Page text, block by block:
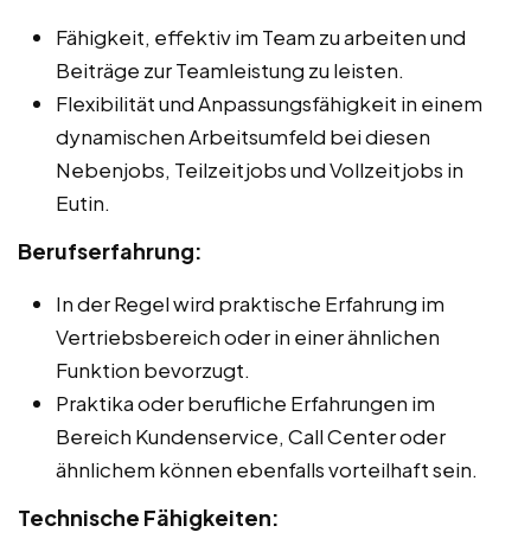
Fähigkeit, effektiv im Team zu arbeiten und
Beiträge zur Teamleistung zu leisten.
Flexibilität und Anpassungsfähigkeit in einem
dynamischen Arbeitsumfeld bei diesen
Nebenjobs, Teilzeitjobs und Vollzeitjobs in
Eutin.
Berufserfahrung:
In der Regel wird praktische Erfahrung im
Vertriebsbereich oder in einer ähnlichen
Funktion bevorzugt.
Praktika oder berufliche Erfahrungen im
Bereich Kundenservice, Call Center oder
ähnlichem können ebenfalls vorteilhaft sein.
Technische Fähigkeiten: